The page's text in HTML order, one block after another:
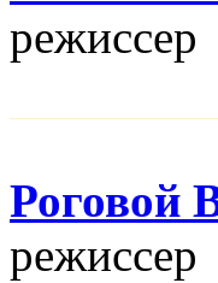
режисcер
Роговой
режисcер